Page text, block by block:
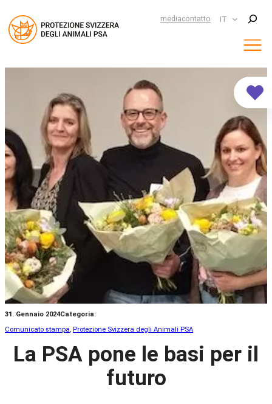
mediacontatto IT
Suchen
31. Gennaio 2024Categoria:
Comunicato stampa, Protezione Svizzera degli Animali PSA
La PSA pone le basi per il
futuro